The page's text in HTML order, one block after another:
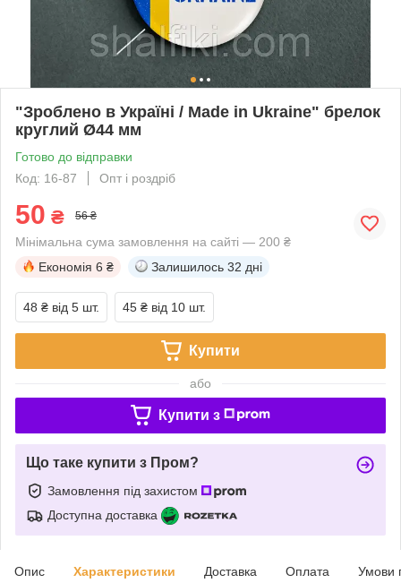
"Зроблено в Україні / Made in Ukraine" брелок
круглий Ø44 мм
Готово до відправки
Код: 16-87
Опт і роздріб
50 ₴ 56 ₴
Мінімальна сума замовлення на сайті — 200 ₴
Економія 6 ₴ Залишилось 32 дні
48 ₴ від 5 шт. 45 ₴ від 10 шт.
Купити
або
Купити з
Що таке купити з Пром?
Замовлення під захистом
Доступна доставка
Опис Характеристики Доставка Оплата Умови